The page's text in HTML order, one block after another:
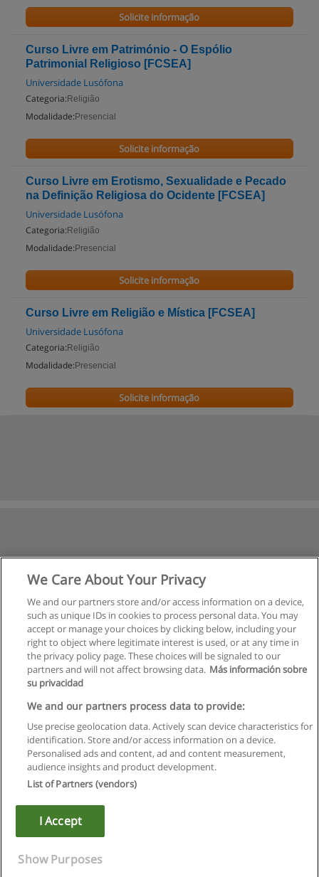
Solicite informação
Curso Livre em Património - O Espólio
Patrimonial Religioso [FCSEA]
Universidade Lusófona
Categoria: Religião
Modalidade: Presencial
Solicite informação
Curso Livre em Erotismo, Sexualidade e Pecado
na Definição Religiosa do Ocidente [FCSEA]
Universidade Lusófona
Categoria: Religião
Modalidade: Presencial
Solicite informação
Curso Livre em Religião e Mística [FCSEA]
Universidade Lusófona
Categoria: Religião
Modalidade: Presencial
Solicite informação
Regras de uso
Privacidade de dados
Copyright © Educaedu Business S.L. - CIF : B-95610580: -
We Care About Your Privacy
We and our partners store and/or access information on a device,
such as unique IDs in cookies to process personal data. You may
accept or manage your choices by clicking below, including your
right to object where legitimate interest is used, or at any time in
the privacy policy page. These choices will be signaled to our
partners and will not affect browsing data. Más información sobre
su privacidad
We and our partners process data to provide:
Use precise geolocation data. Actively scan device characteristics for
identification. Store and/or access information on a device.
Personalised ads and content, ad and content measurement,
audience insights and product development.
List of Partners (vendors)
I Accept
Show Purposes